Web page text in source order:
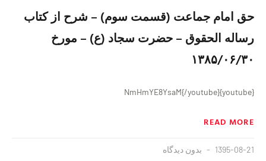
حق امام جماعت (قسمت سوم) – شرح از کتاب
رساله الحقوق – حضرت سجاد (ع) – مورخ
۱۳۸۵/۰۶/۳۰
{youtube}NmHmYE8YsaM{/youtube}
READ MORE
1395-08-21 بدون دیدگاه